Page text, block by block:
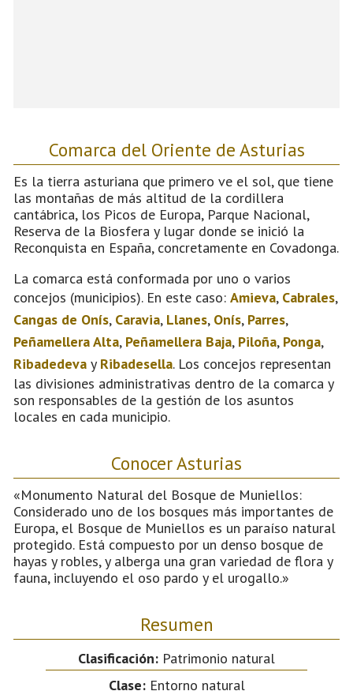
Comarca del Oriente de Asturias
Es la tierra asturiana que primero ve el sol, que tiene
las montañas de más altitud de la cordillera
cantábrica, los Picos de Europa, Parque Nacional,
Reserva de la Biosfera y lugar donde se inició la
Reconquista en España, concretamente en Covadonga.
La comarca está conformada por uno o varios
concejos (municipios). En este caso: Amieva, Cabrales,
Cangas de Onís, Caravia, Llanes, Onís, Parres,
Peñamellera Alta, Peñamellera Baja, Piloña, Ponga,
Ribadedeva y Ribadesella. Los concejos representan
las divisiones administrativas dentro de la comarca y
son responsables de la gestión de los asuntos
locales en cada municipio.
Conocer Asturias
«Monumento Natural del Bosque de Muniellos:
Considerado uno de los bosques más importantes de
Europa, el Bosque de Muniellos es un paraíso natural
protegido. Está compuesto por un denso bosque de
hayas y robles, y alberga una gran variedad de flora y
fauna, incluyendo el oso pardo y el urogallo.»
Resumen
Clasificación: Patrimonio natural
Clase:Entorno natural